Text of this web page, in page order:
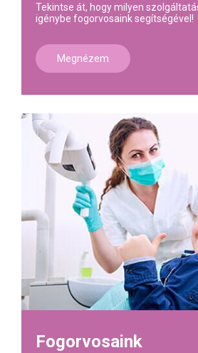
Tekintse át, hogy milyen
igénybe fogorvosaink segítségével!
Megnézem
Fogorvosaink